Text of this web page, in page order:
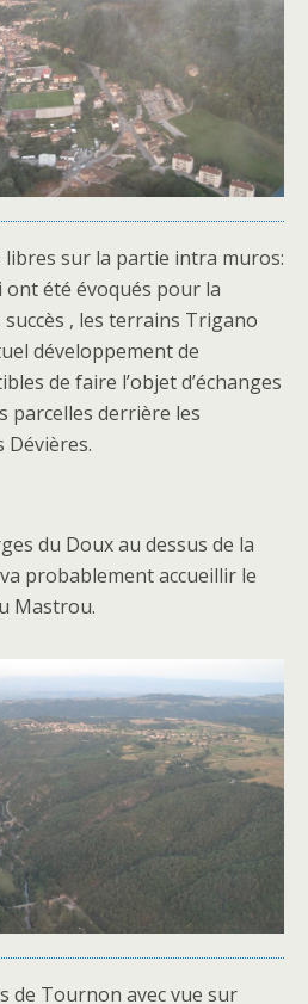
sur la partie intra muros:
été évoqués pour la
succès , les terrains Trigano
développement de
de faire l’objet d’échanges
parcelles derrière les
Dévières.
du Doux au dessus de la
probablement accueillir le
Mastrou.
de Tournon avec vue sur